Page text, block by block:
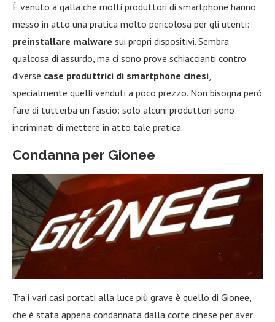
È venuto a galla che molti produttori di smartphone hanno
messo in atto una pratica molto pericolosa per gli utenti:
preinstallare malware sui propri dispositivi. Sembra
qualcosa di assurdo, ma ci sono prove schiaccianti contro
diverse case produttrici di smartphone cinesi,
specialmente quelli venduti a poco prezzo. Non bisogna però
fare di tutt’erba un fascio: solo alcuni produttori sono
incriminati di mettere in atto tale pratica.
Condanna per Gionee
Tra i vari casi portati alla luce più grave è quello di Gionee,
che è stata appena condannata dalla corte cinese per aver